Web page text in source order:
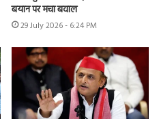
बयान पर मचा बवाल
29 July 2026 - 6:24 PM